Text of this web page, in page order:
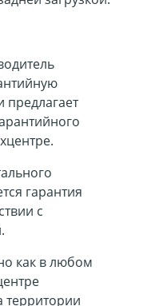
предлагает
гарантия
с
как в любом
территории